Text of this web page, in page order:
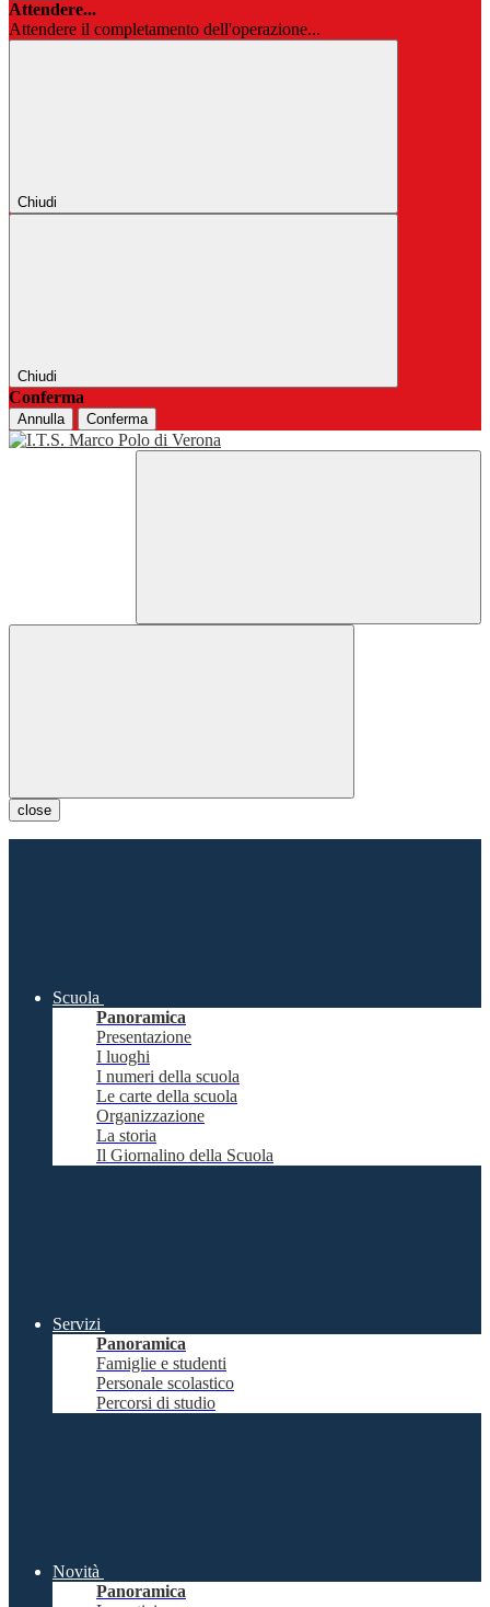
Attendere...
Attendere il completamento dell'operazione...
Chiudi
Chiudi
Conferma
Annulla Conferma
close
Scuola
Panoramica
Presentazione
I luoghi
I numeri della scuola
Le carte della scuola
Organizzazione
La storia
Il Giornalino della Scuola
Servizi
Panoramica
Famiglie e studenti
Personale scolastico
Percorsi di studio
Novità
Panoramica